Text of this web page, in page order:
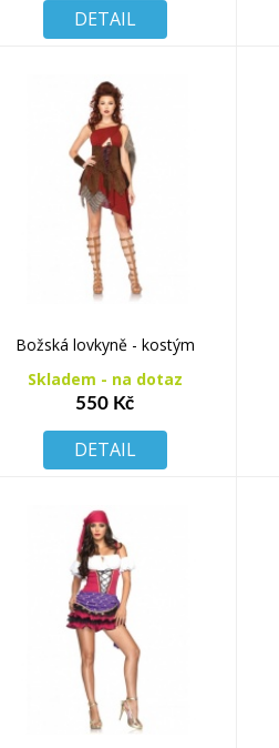
DETAIL
Božská lovkyně - kostým
Skladem - na dotaz
550 Kč
DETAIL